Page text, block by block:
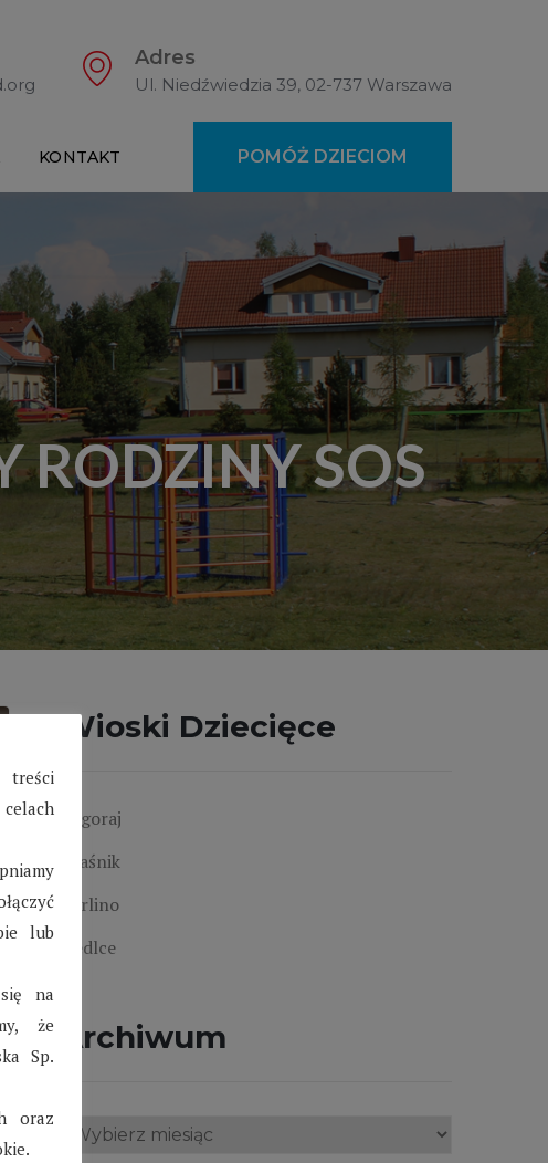
Adres
Ul. Niedźwiedzia 39, 02-737 Warszawa
KONTAKT POMÓŻ DZIECIOM
RODZINY SOS
Wioski Dziecięce
Biłgoraj
Kraśnik
Karlino
Siedlce
Archiwum
Archiwum
treści
lub
na
że
Sp.
oraz